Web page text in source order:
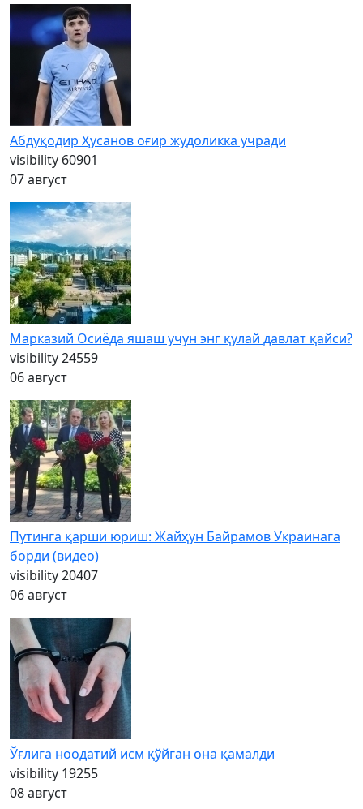
Абдуқодир Ҳусанов оғир жудоликка учради
visibility 60901
07 август
Марказий Осиёда яшаш учун энг қулай давлат қайси?
visibility24559
06 август
Путинга қарши юриш: Жайҳун Байрамов Украинага
борди (видео)
visibility20407
06 август
Ўғлига ноодатий исм қўйган она қамалди
visibility 19255
08 август